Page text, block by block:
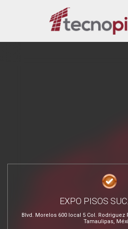
EXPO PISOS
Blvd. Morelos 600 local 5 Col. Rodriguez
Tamaulipas,